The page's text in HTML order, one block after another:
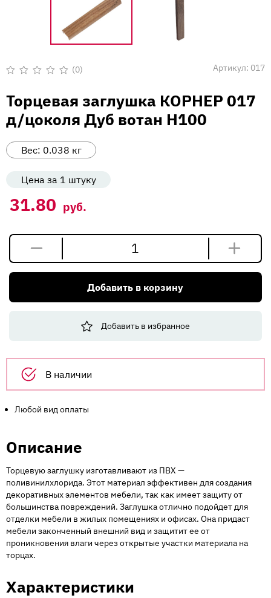
Напишите нам
Артикул: 017
из
5
(0)
Торцевая заглушка КОРНЕР 017
д/цоколя Дуб вотан Н100
Вес: 0.038 кг
Цена за 1 штуку
31.80 руб.
товара
Торцевая
КОРНЕР
вотан
Н100
Добавить в корзину
Добавить в избранное
В наличии
Любой вид оплаты
Описание
Торцевую заглушку изготавливают из ПВХ —
поливинилхлорида. Этот материал эффективен для создания
декоративных элементов мебели, так как имеет защиту от
большинства повреждений. Заглушка отлично подойдет для
отделки мебели в жилых помещениях и офисах. Она придаст
мебели законченный внешний вид и защитит ее от
проникновения влаги через открытые участки материала на
торцах.
Характеристики